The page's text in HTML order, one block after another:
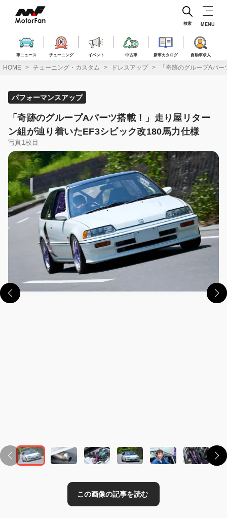
ス
車ニュース チューニング イベント 中古車 新車カタログ 自動車求人
検索 MENU
HOME チューニング・カスタム ドレスアップ 「奇跡のグループAパ
パフォーマンスアップ
「奇跡のグループAパーツ搭載！」走り屋リター
ン組が辿り着いたEF3シビック改180馬力仕様
写真1枚目